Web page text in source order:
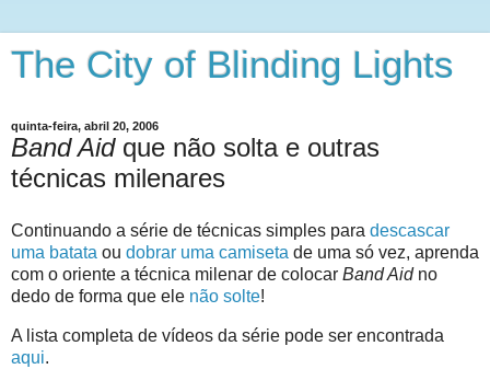
The City of Blinding Lights
quinta-feira, abril 20, 2006
Band Aidque não solta e outras
técnicas milenares
Continuando a série de técnicas simples para descascar
uma batata ou dobrar uma camiseta de uma só vez, aprenda
com o oriente a técnica milenar de colocar Band Aidno
dedo de forma que ele não solte!
A lista completa de vídeos da série pode ser encontrada
aqui.